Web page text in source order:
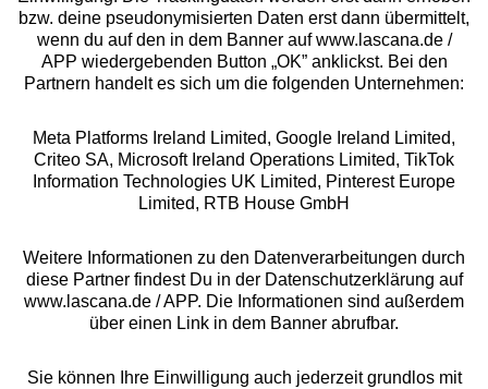
Rechtliches
Alle Preise inkl. MwSt., zzgl.
Versandkosten
** Bonität vorausgesetzt, berechtigt zur Bonitätsprüfung
bzw. deine pseudonymisierten Daten erst dann übermittelt,
wenn du auf den in dem Banner auf www.lascana.de /
APP wiedergebenden Button „OK” anklickst. Bei den
Partnern handelt es sich um die folgenden Unternehmen:
Meta Platforms Ireland Limited, Google Ireland Limited,
Criteo SA, Microsoft Ireland Operations Limited, TikTok
Information Technologies UK Limited, Pinterest Europe
Limited, RTB House GmbH
Weitere Informationen zu den Datenverarbeitungen durch
diese Partner findest Du in der Datenschutzerklärung auf
www.lascana.de / APP. Die Informationen sind außerdem
über einen Link in dem Banner abrufbar.
Sie können Ihre Einwilligung auch jederzeit grundlos mit